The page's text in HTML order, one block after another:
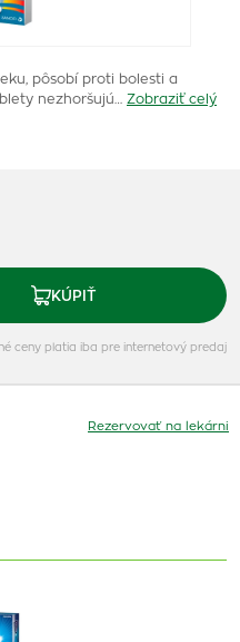
pôsobí proti bolesti a
nezhoršujú…
Zobraziť celý
KÚPIŤ
ceny platia iba pre internetový predaj
Rezervovať na lekárni